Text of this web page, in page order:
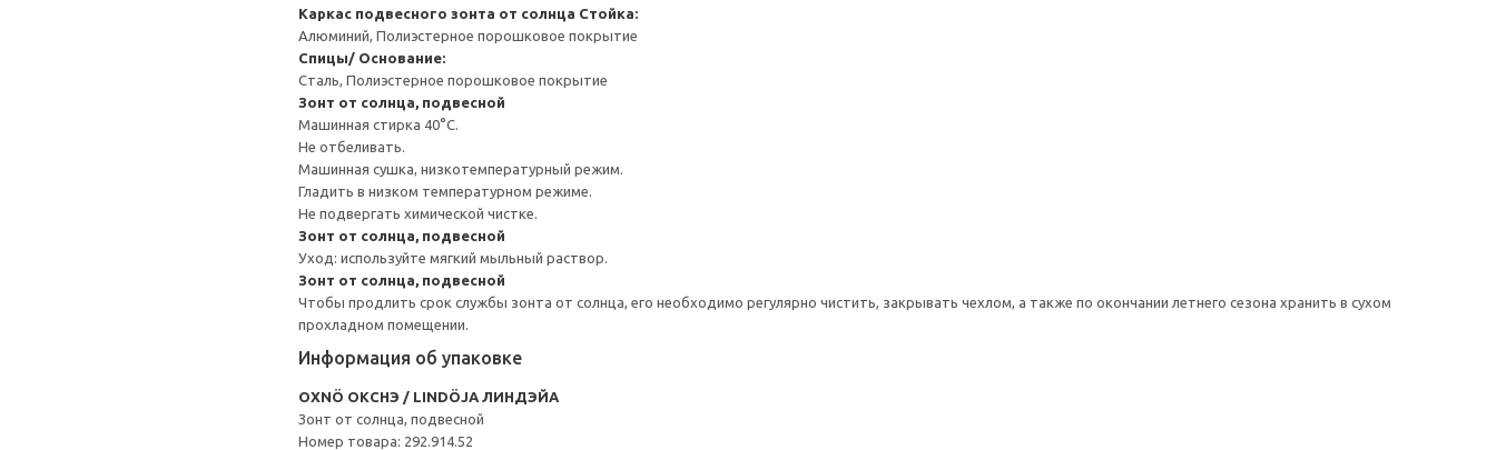
Каркас подвесного зонта от солнца Стойка:
Алюминий, Полиэстерное порошковое покрытие
Спицы/ Основание:
Сталь, Полиэстерное порошковое покрытие
Зонт от солнца, подвесной
Машинная стирка 40°С.
Не отбеливать.
Машинная сушка, низкотемпературный режим.
Гладить в низком температурном режиме.
Не подвергать химической чистке.
Зонт от солнца, подвесной
Уход: используйте мягкий мыльный раствор.
Зонт от солнца, подвесной
Чтобы продлить срок службы зонта от солнца, его необходимо регулярно чистить, закрывать чехлом, а также по окончании летнего сезона хранить в сухом
прохладном помещении.
Информация об упаковке
OXNÖ ОКСНЭ / LINDÖJA ЛИНДЭЙА
Зонт от солнца, подвесной
Номер товара: 292.914.52